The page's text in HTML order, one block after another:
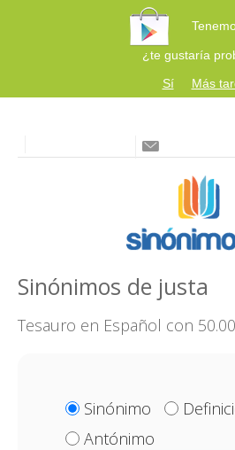
¿te gustaría
Sí
Más
Sinónimos de justa
Tesauro en Español con
Sinónimo
Antónimo